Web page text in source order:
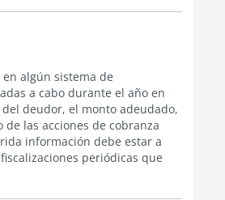
algún sistema de
a cabo durante el año en
deudor, el monto adeudado,
las acciones de cobranza
información debe estar a
periódicas que